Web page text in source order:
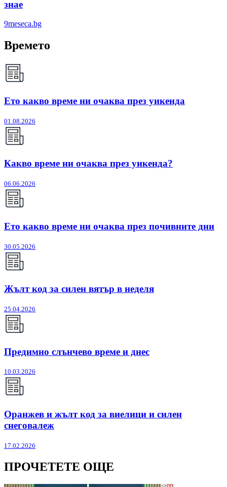
знае
9meseca.bg
Времето
Ето какво време ни очаква през уикенда
01.08.2026
Какво време ни очаква през уикенда?
06.06.2026
Ето какво време ни очаква през почивните дни
30.05.2026
Жълт код за силен вятър в неделя
25.04.2026
Предимно слънчево време и днес
10.03.2026
Оранжев и жълт код за виелици и силен
снеговалеж
17.02.2026
ПРОЧЕТЕТЕ ОЩЕ